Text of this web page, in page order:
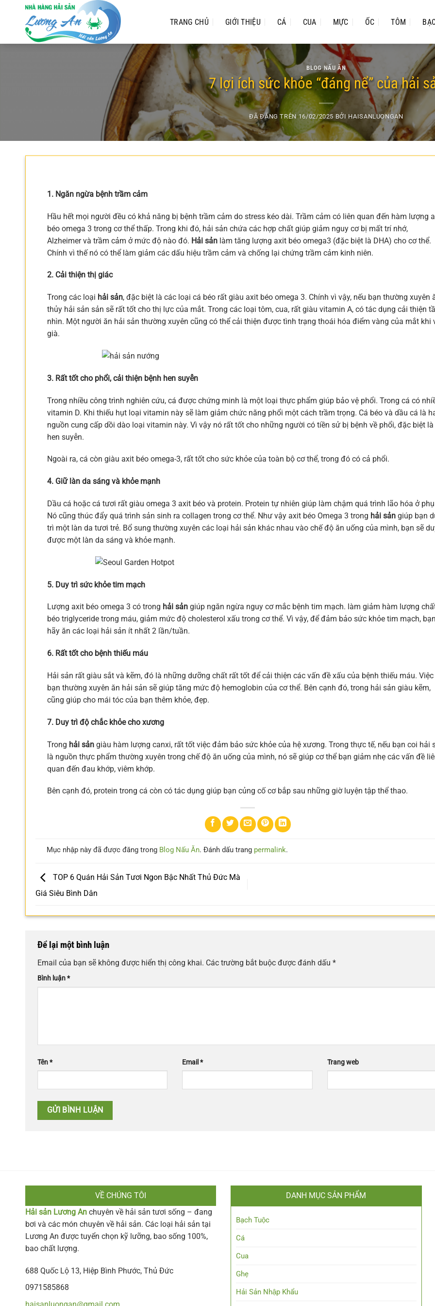
dung
TRANG CHỦ GIỚI THIỆU CÁ CUA MỰC ỐC TÔM
BLOG NẤU ĂN
7 lợi ích sức khỏe “đáng nể” của hải
ĐÃ ĐĂNG TRÊN16/02/2025 BỞI HAISANLUONGAN
1. Ngăn ngừa bệnh trầm cảm
Hầu hết mọi người đều có khả năng bị bệnh trầm cảm do stress kéo dài. Trầm cảm có liên quan đến hàm lượng
béo omega 3 trong cơ thể thấp. Trong khi đó, hải sản chứa các hợp chất giúp giảm nguy cơ bị mất trí nhớ,
Alzheimer và trầm cảm ở mức độ nào đó. Hải sản làm tăng lượng axit béo omega3 (đặc biệt là DHA) cho cơ thể.
Chính vì thế nó có thể làm giảm các dấu hiệu trầm cảm và chống lại chứng trầm cảm kinh niên.
2. Cải thiện thị giác
Trong các loại hải sản, đặc biệt là các loại cá béo rất giàu axit béo omega 3. Chính vì vậy, nếu bạn thường xuyên
thủy hải sản sản sẽ rất tốt cho thị lực của mắt. Trong các loại tôm, cua, rất giàu vitamin A, có tác dụng cải thiện
nhìn. Một người ăn hải sản thường xuyên cũng có thể cải thiện được tình trạng thoái hóa điểm vàng của mắt khi
già.
3. Rất tốt cho phổi, cải thiện bệnh hen suyễn
Trong nhiều công trình nghiên cứu, cá được chứng minh là một loại thực phẩm giúp bảo vệ phổi. Trong cá có
vitamin D. Khi thiếu hụt loại vitamin này sẽ làm giảm chức năng phổi một cách trầm trọng. Cá béo và dầu cá là
nguồn cung cấp dồi dào loại vitamin này. Vì vậy nó rất tốt cho những người có tiền sử bị bệnh về phổi, đặc biệt là
hen suyễn.
Ngoài ra, cá còn giàu axit béo omega-3, rất tốt cho sức khỏe của toàn bộ cơ thể, trong đó có cả phổi.
4. Giữ làn da sáng và khỏe mạnh
Dầu cá hoặc cá tươi rất giàu omega 3 axit béo và protein. Protein tự nhiên giúp làm chậm quá trình lão hóa ở
Nó cũng thúc đẩy quá trình sản sinh ra collagen trong cơ thể. Như vậy axit béo Omega 3 trong hải sản giúp bạn
trì một làn da tươi trẻ. Bổ sung thường xuyên các loại hải sản khác nhau vào chế độ ăn uống của mình, bạn sẽ
được một làn da sáng và khỏe mạnh.
5. Duy trì sức khỏe tim mạch
Lượng axit béo omega 3 có trong hải sản giúp ngăn ngừa nguy cơ mắc bệnh tim mạch. làm giảm hàm lượng
béo triglyceride trong máu, giảm mức độ cholesterol xấu trong cơ thể. Vì vậy, để đảm bảo sức khỏe tim mạch, bạn
hãy ăn các loại hải sản ít nhất 2 lần/tuần.
6. Rất tốt cho bệnh thiếu máu
Hải sản rất giàu sắt và kẽm, đó là những dưỡng chất rất tốt để cải thiện các vấn đề xấu của bệnh thiếu máu. Việc
bạn thường xuyên ăn hải sản sẽ giúp tăng mức độ hemoglobin của cơ thể. Bên cạnh đó, trong hải sản giàu kẽm,
cũng giúp cho mái tóc của bạn thêm khỏe, đẹp.
7. Duy trì độ chắc khỏe cho xương
Trong hải sản giàu hàm lượng canxi, rất tốt việc đảm bảo sức khỏe của hệ xương. Trong thực tế, nếu bạn coi hải
là nguồn thực phẩm thường xuyên trong chế độ ăn uống của mình, nó sẽ giúp cơ thể bạn giảm nhẹ các vấn đề
quan đến đau khớp, viêm khớp.
Bên cạnh đó, protein trong cá còn có tác dụng giúp bạn củng cố cơ bắp sau những giờ luyện tập thể thao.
Mục nhập này đã được đăng trong Blog Nấu Ăn. Đánh dấu trang permalink.
TOP 6 Quán Hải Sản Tươi Ngon Bậc Nhất Thủ Đức Mà
Giá Siêu Bình Dân
Để lại một bình luận
Email của bạn sẽ không được hiển thị công khai. Các trường bắt buộc được đánh dấu *
Bình luận*
Tên* Email* Trang web
VỀ CHÚNG TÔI
Hải sản Lương An chuyên về hải sản tươi sống – đang
bơi và các món chuyên về hải sản. Các loại hải sản tại
Lương An được tuyển chọn kỹ lưỡng, bao sống 100%,
bao chất lượng.
688 Quốc Lộ 13, Hiệp Bình Phước, Thủ Đức
0971585868
DANH MỤC SẢN PHẨM
Bạch Tuộc
Cá
Cua
Ghẹ
Hải Sản Nhập Khẩu